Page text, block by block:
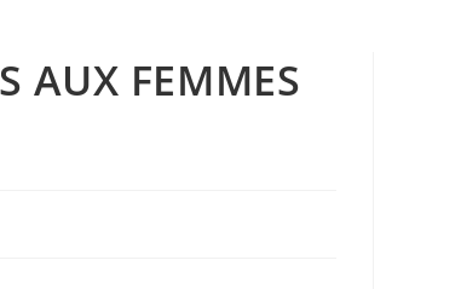
AUX FEMMES